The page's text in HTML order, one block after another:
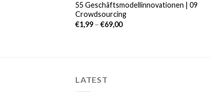
55 Geschäftsmodellinnovationen | 09
Crowdsourcing
€1,99– €69,00
LATEST